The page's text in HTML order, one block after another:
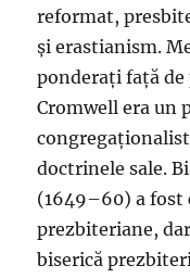
reformat,
și erastianism.
ponderați față
Cromwell era un
doctrinele sale.
(1649–60) a
prezbiteriane,
biserică